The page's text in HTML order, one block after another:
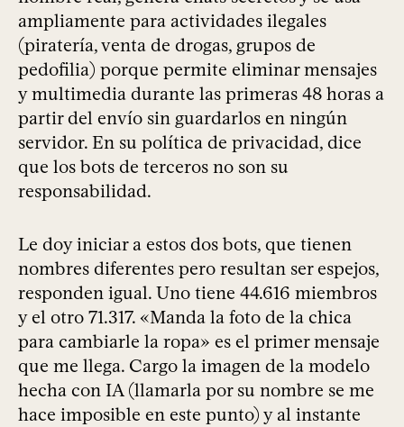
ampliamente para actividades ilegales
(piratería, venta de drogas, grupos de
pedofilia) porque permite eliminar mensajes
y multimedia durante las primeras 48 horas a
partir del envío sin guardarlos en ningún
servidor. En su política de privacidad, dice
que los bots de terceros no son su
responsabilidad.
Le doy iniciar a estos dos bots, que tienen
nombres diferentes pero resultan ser espejos,
responden igual. Uno tiene 44.616 miembros
y el otro 71.317. «Manda la foto de la chica
para cambiarle la ropa» es el primer mensaje
que me llega. Cargo la imagen de la modelo
hecha con IA (llamarla por su nombre se me
hace imposible en este punto) y al instante